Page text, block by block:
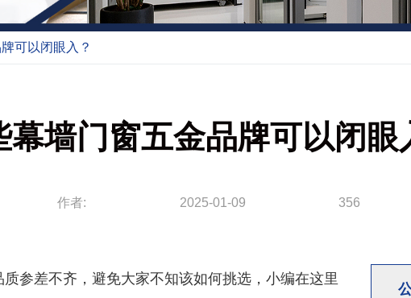
可以闭眼入？
幕墙门窗五金品牌可以闭眼
作者: 2025-01-09 356
差不齐，避免大家不知该如何挑选，小编在这里